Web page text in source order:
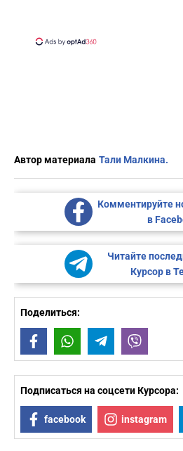
Автор материала Тали Малкина.
Комментируйте
в
Читайте
Курсор в
Поделиться:
FacebookWhatsAppTelegram
Подписаться на соцсети Курсора:
facebook instagram